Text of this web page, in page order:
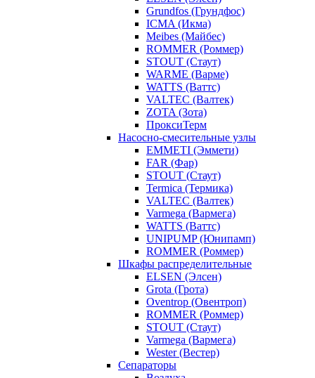
Grundfos (Грундфос)
ICMA (Икма)
Meibes (Майбес)
ROMMER (Роммер)
STOUT (Стаут)
WARME (Варме)
WATTS (Ваттс)
VALTEC (Валтек)
ZOTA (Зота)
ПроксиТерм
Насосно-смесительные узлы
EMMETI (Эммети)
FAR (Фар)
STOUT (Стаут)
Termica (Термика)
VALTEC (Валтек)
Varmega (Вармега)
WATTS (Ваттс)
UNIPUMP (Юнипамп)
ROMMER (Роммер)
Шкафы распределительные
ELSEN (Элсен)
Grota (Грота)
Oventrop (Овентроп)
ROMMER (Роммер)
STOUT (Стаут)
Varmega (Вармега)
Wester (Вестер)
Сепараторы